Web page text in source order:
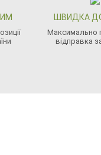
ШВИДКА
Максимально
відправка